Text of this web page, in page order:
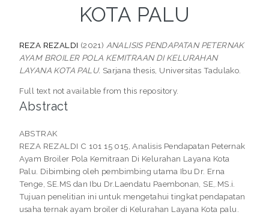
KOTA PALU
REZA REZALDI (2021) ANALISIS PENDAPATAN PETERNAK
AYAM BROILER POLA KEMITRAAN DI KELURAHAN
LAYANA KOTA PALU. Sarjana thesis, Universitas Tadulako.
Full text not available from this repository.
Abstract
ABSTRAK
REZA REZALDI C 101 15 015, Analisis Pendapatan Peternak
Ayam Broiler Pola Kemitraan Di Kelurahan Layana Kota
Palu. Dibimbing oleh pembimbing utama Ibu Dr. Erna
Tenge, SE.MS dan Ibu Dr.Laendatu Paembonan, SE,.MS.i.
Tujuan penelitian ini untuk mengetahui tingkat pendapatan
usaha ternak ayam broiler di Kelurahan Layana Kota palu.